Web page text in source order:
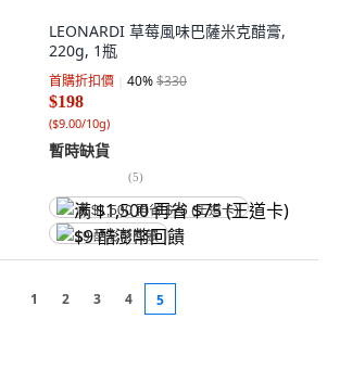
LEONARDI 草莓風味巴薩米克醋膏,
220g, 1瓶
首購折扣價 40%$330
$198
($9.00/10g)
暫時缺貨
(5)
满 $1,500 再省 $75 (王道卡)
$9 酷澎幣回饋
1 2 3 4 5